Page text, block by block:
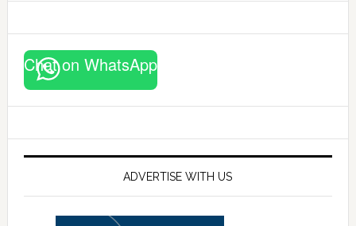
Chat on WhatsApp
ADVERTISE WITH US